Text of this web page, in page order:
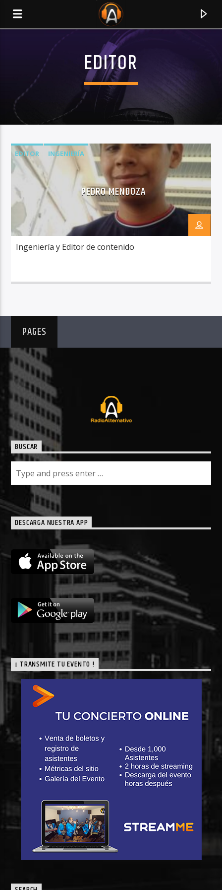
CURRENT TRACK
TITLE
ARTIST
EDITOR
EDITOR INGENIERÍA
PEDRO MENDOZA
Ingeniería y Editor de contenido
PAGES
BUSCAR
DESCARGA NUESTRA APP
¡ TRANSMITE TU EVENTO !